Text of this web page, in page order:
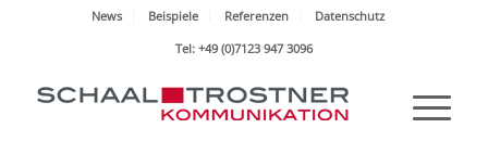
News Beispiele Referenzen
Datenschutz
Tel: +49 (0)7123 947 3096